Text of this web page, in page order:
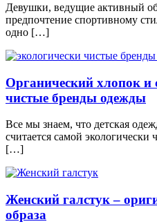
Девушки, ведущие активный
предпочтение спортивному
одно […]
Органический хлопок и
чистые бренды одежды
Все мы знаем, что детская
считается самой
[…]
Женский галстук –
образа